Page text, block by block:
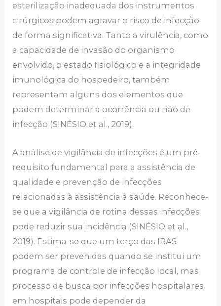
esterilização inadequada dos instrumentos
cirúrgicos podem agravar o risco de infecção
de forma significativa. Tanto a virulência, como
a capacidade de invasão do organismo
envolvido, o estado fisiológico e a integridade
imunológica do hospedeiro, também
representam alguns dos elementos que
podem determinar a ocorrência ou não de
infecção (SINÉSIO et al., 2019).
A análise de vigilância de infecções é um pré-
requisito fundamental para a assistência de
qualidade e prevenção de infecções
relacionadas à assistência à saúde. Reconhece-
se que a vigilância de rotina dessas infecções
pode reduzir sua incidência (SINÉSIO et al.,
2019). Estima-se que um terço das IRAS
podem ser prevenidas quando se institui um
programa de controle de infecção local, mas
processo de busca por infecções hospitalares
em hospitais pode depender da